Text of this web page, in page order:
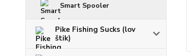
Smart Spooler
Pike Fishing Sucks (lov
štik)